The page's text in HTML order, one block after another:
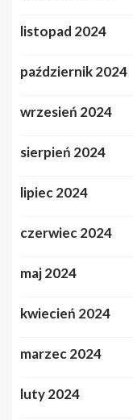
listopad 2024
październik 2024
wrzesień 2024
sierpień 2024
lipiec 2024
czerwiec 2024
maj 2024
kwiecień 2024
marzec 2024
luty 2024